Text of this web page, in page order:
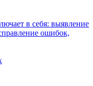
в себя: выявление
ошибок,